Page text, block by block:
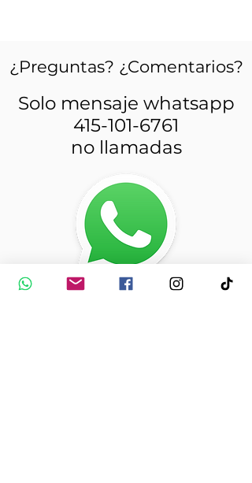
¿Preguntas? ¿Comentarios?
Solo mensaje whatsapp
415-101-6761
no llamadas